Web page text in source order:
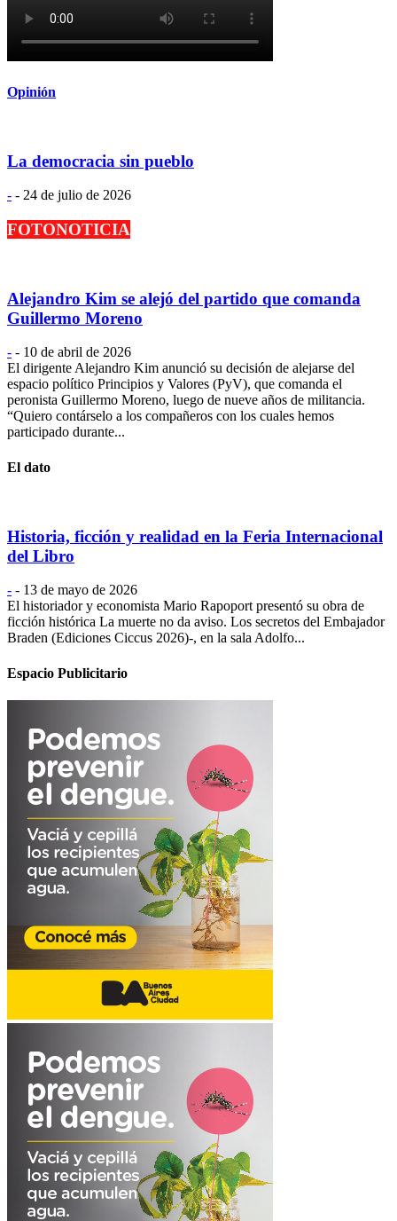
Opinión
La democracia sin pueblo
- - 24 de julio de 2026
FOTONOTICIA
Alejandro Kim se alejó del partido que comanda
Guillermo Moreno
- - 10 de abril de 2026
El dirigente Alejandro Kim anunció su decisión de alejarse del
espacio político Principios y Valores (PyV), que comanda el
peronista Guillermo Moreno, luego de nueve años de militancia.
“Quiero contárselo a los compañeros con los cuales hemos
participado durante...
El dato
Historia, ficción y realidad en la Feria Internacional
del Libro
- - 13 de mayo de 2026
El historiador y economista Mario Rapoport presentó su obra de
ficción histórica La muerte no da aviso. Los secretos del Embajador
Braden (Ediciones Ciccus 2026)-, en la sala Adolfo...
Espacio Publicitario